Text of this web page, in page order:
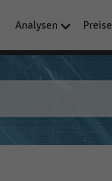
Analysen Preise